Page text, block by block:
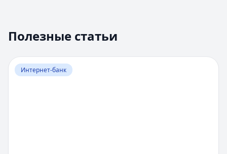
Полезные статьи
Перейти к статье: Оценка вероятности банкротства
Интернет-банк